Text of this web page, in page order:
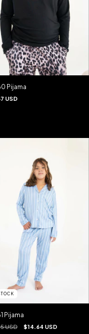
Pijama
USD
Pijama
USD $14.64 USD